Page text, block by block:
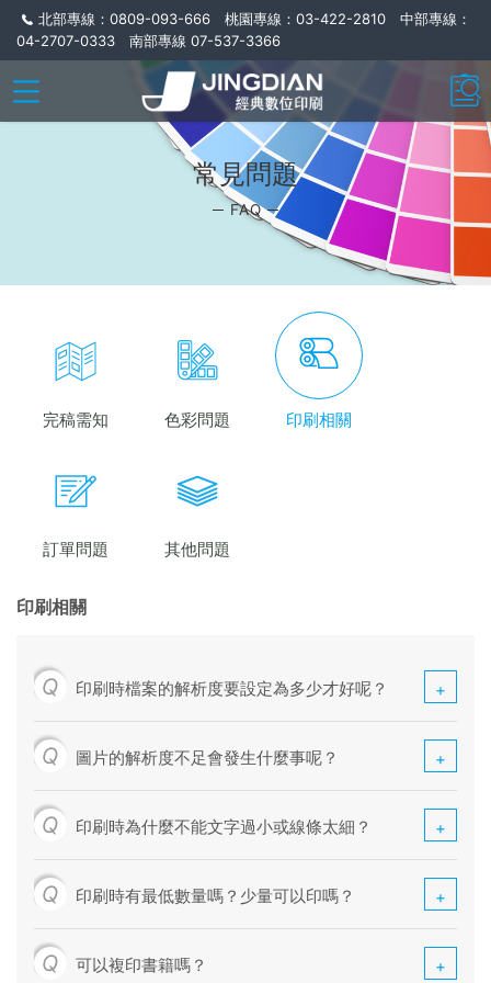
北部專線：0809-093-666 桃園專線：03-422-2810 中部專線：
04-2707-0333 南部專線 07-537-3366
常見問題
─ FAQ ─
完稿需知 色彩問題 印刷相關
訂單問題 其他問題
印刷相關
Q 印刷時檔案的解析度要設定為多少才好呢？
Q 圖片的解析度不足會發生什麼事呢？
Q 印刷時為什麼不能文字過小或線條太細？
Q 印刷時有最低數量嗎？少量可以印嗎？
Q 可以複印書籍嗎？